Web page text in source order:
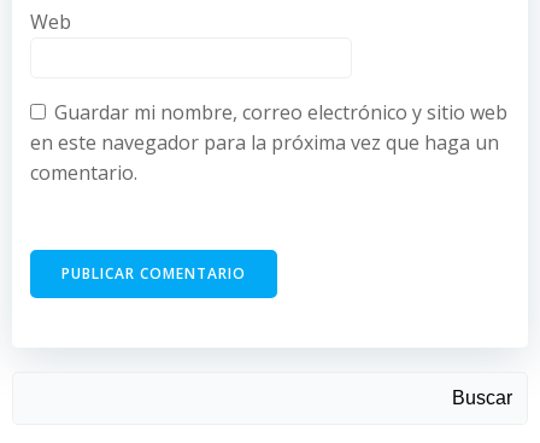
Web
Guardar mi nombre, correo electrónico y sitio web
en este navegador para la próxima vez que haga un
comentario.
Buscar